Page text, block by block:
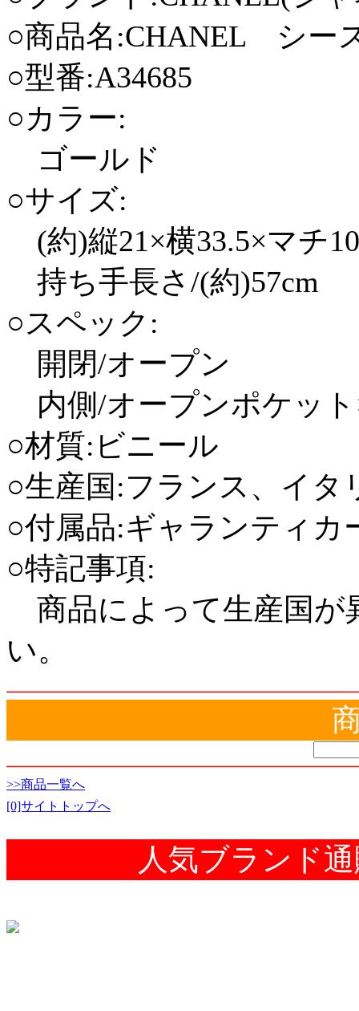
○商品名:CHANEL シー
○型番:A34685
○カラー:
ゴールド
○サイズ:
(約)縦21×横33.5×マチ
持ち手長さ/(約)57cm
○スペック:
開閉/オープン
内側/オープンポケッ
○材質:ビニール
○生産国:フランス、イタ
○付属品:ギャランティカ
○特記事項:
商品によって生産国が
い。
>>商品一覧へ
[0]サイトトップへ
人気ブランド